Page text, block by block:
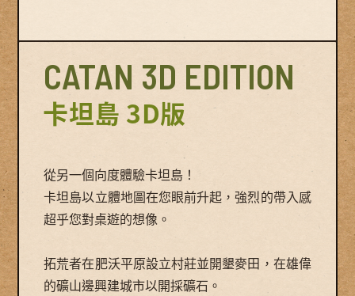
©
CATAN 3D EDITION
卡坦島 3D版
從另一個向度體驗卡坦島！
卡坦島以立體地圖在您眼前升起，強烈的帶入感
超乎您對桌遊的想像。
拓荒者在肥沃平原設立村莊並開墾麥田，在雄偉
的礦山邊興建城市以開採礦石。